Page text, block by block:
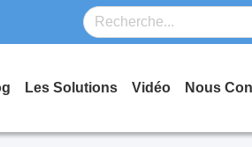
Les Solutions Vidéo Nous